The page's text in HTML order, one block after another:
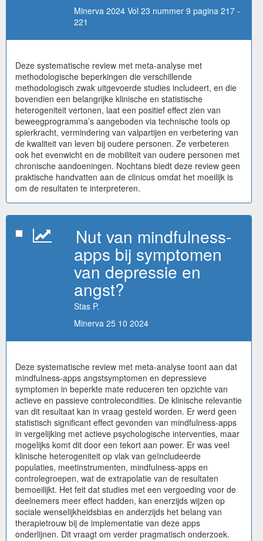
Minerva 2024 Vol 23 nummer 9 pagina 217 -
221
Deze systematische review met meta-analyse met
methodologische beperkingen die verschillende
methodologisch zwak uitgevoerde studies includeert, en die
bovendien een belangrijke klinische en statistische
heterogeniteit vertonen, laat een positief effect zien van
beweegprogramma’s aangeboden via technische tools op
spierkracht, vermindering van valpartijen en verbetering van
de kwaliteit van leven bij oudere personen. Ze verbeteren
ook het evenwicht en de mobiliteit van oudere personen met
chronische aandoeningen. Nochtans biedt deze review geen
praktische handvatten aan de clinicus omdat het moeilijk is
om de resultaten te interpreteren.
Nut van mindfulness-
apps bij symptomen
van depressie en
angst?
Stas P.
Minerva 25 10 2024
Deze systematische review met meta-analyse toont aan dat
mindfulness-apps angstsymptomen en depressieve
symptomen in beperkte mate reduceren ten opzichte van
actieve en passieve controlecondities. De klinische relevantie
van dit resultaat kan in vraag gesteld worden. Er werd geen
statistisch significant effect gevonden van mindfulness-apps
in vergelijking met actieve psychologische interventies, maar
mogelijks komt dit door een tekort aan power. Er was veel
klinische heterogeniteit op vlak van geïncludeerde
populaties, meetinstrumenten, mindfulness-apps en
controlegroepen, wat de extrapolatie van de resultaten
bemoeilijkt. Het feit dat studies met een vergoeding voor de
deelnemers meer effect hadden, kan enerzijds wijzen op
sociale wenselijkheidsbias en anderzijds het belang van
therapietrouw bij de implementatie van deze apps
onderlijnen. Dit vraagt om verder pragmatisch onderzoek.